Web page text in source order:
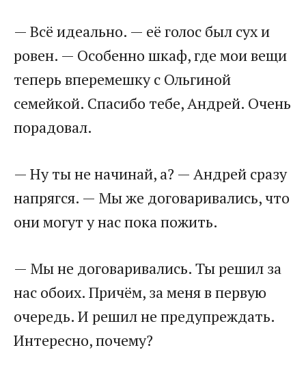
— Всё идеально. — её голос был сух и
ровен. — Особенно шкаф, где мои вещи
теперь вперемешку с Ольгиной
семейкой. Спасибо тебе, Андрей. Очень
порадовал.
— Ну ты не начинай, а? — Андрей сразу
напрягся. — Мы же договаривались, что
они могут у нас пока пожить.
— Мы не договаривались. Ты решил за
нас обоих. Причём, за меня в первую
очередь. И решил не предупреждать.
Интересно, почему?